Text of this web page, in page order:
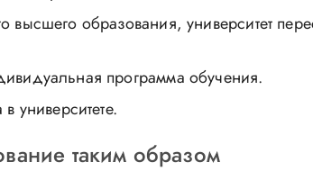
высшего образования, университет
программа обучения.
университете.
таким образом